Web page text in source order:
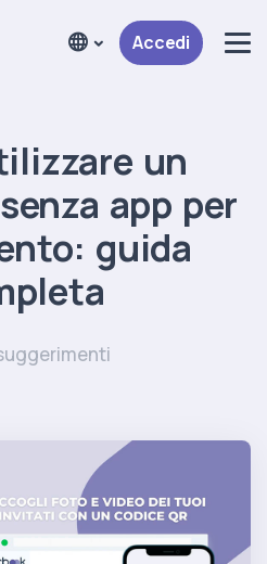
Accedi
un
app per
guida